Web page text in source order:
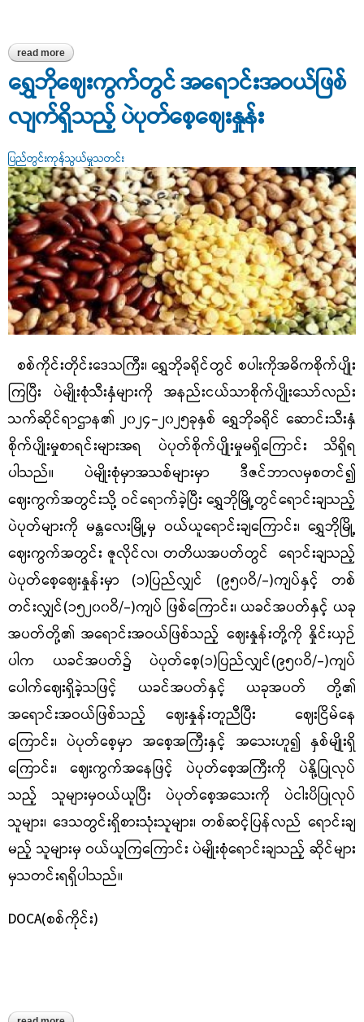
read more about ရွှေဘိုမြို့တွင် ရောင်းချနေသည့် ရွှေဖရုံသီးဈေးနှုန်းများ
ရွှေဘိုဈေးကွက်တွင် အရောင်းအဝယ်ဖြစ်
လျက်ရှိသည့် ပဲပုတ်စေ့ဈေးနှုန်း
ပြည်တွင်းကုန်သွယ်မှုသတင်း
စစ်ကိုင်းတိုင်းဒေသကြီး၊ ရွှေဘိုခရိုင်တွင် စပါးကိုအဓိကစိုက်ပျိုး
ကြပြီး ပဲမျိုးစုံသီးနှံများကို အနည်းငယ်သာစိုက်ပျိုးသော်လည်း
သက်ဆိုင်ရာဌာန၏ ၂၀၂၄- ၂၀၂၅ခုနှစ် ရွှေဘိုခရိုင် ဆောင်းသီးနှံ
စိုက်ပျိုးမှုစာရင်းများအရ ပဲပုတ်စိုက်ပျိုးမှုမရှိကြောင်း သိရှိရ
ပါသည်။ ပဲမျိုးစုံမှာအသစ်များမှာ ဒီဇင်ဘာလမှစတင်၍
ဈေးကွက်အတွင်းသို့ ဝင်ရောက်ခဲ့ပြီး ရွှေဘိုမြို့တွင်ရောင်းချသည့်
ပဲပုတ်များကို မန္တလေးမြို့မှ ဝယ်ယူရောင်းချကြောင်း၊ ရွှေဘိုမြို့
ဈေးကွက်အတွင်း ဇူလိုင်လ၊ တတိယအပတ်တွင် ရောင်းချသည့်
ပဲပုတ်စေ့ဈေးနှုန်းမှာ (၁)ပြည်လျှင် (၉၅၀ဝိ/-)ကျပ်နှင့် တစ်
တင်းလျှင်(၁၅၂၀၀ဝိ/-)ကျပ် ဖြစ်ကြောင်း၊ ယခင်အပတ်နှင့် ယခု
အပတ်တို့၏ အရောင်းအဝယ်ဖြစ်သည့် ဈေးနှုန်းတို့ကို နှိုင်းယှဉ်
ပါက ယခင်အပတ်၌ ပဲပုတ်စေ့(၁)ပြည်လျှင်(၉၅၀ဝိ/-)ကျပ်
ပေါက်ဈေးရှိခဲ့သဖြင့် ယခင်အပတ်နှင့် ယခုအပတ် တို့၏
အရောင်းအဝယ်ဖြစ်သည့် ဈေးနှုန်းတူညီပြီး ဈေးငြိမ်နေ
ကြောင်း၊ ပဲပုတ်စေ့မှာ အစေ့အကြီးနှင့် အသေးဟူ၍ နှစ်မျိုးရှိ
ကြောင်း၊ ဈေးကွက်အနေဖြင့် ပဲပုတ်စေ့အကြီးကို ပဲနို့ပြုလုပ်
သည့် သူများမှဝယ်ယူပြီး ပဲပုတ်စေ့အသေးကို ပဲငါးပိပြုလုပ်
သူများ၊ ဒေသတွင်းရှိစားသုံးသူများ၊ တစ်ဆင့်ပြန်လည် ရောင်းချ
မည့် သူများမှ ဝယ်ယူကြကြောင်း ပဲမျိုးစုံရောင်းချသည့် ဆိုင်များ
မှသတင်းရရှိပါသည်။
DOCA(စစ်ကိုင်း)